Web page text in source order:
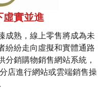
虛實並進
成熟，線上零售將成為未
紛紛走向虛擬和實體通路
銷購物銷售網站系統，
店進行網站或雲端銷售操